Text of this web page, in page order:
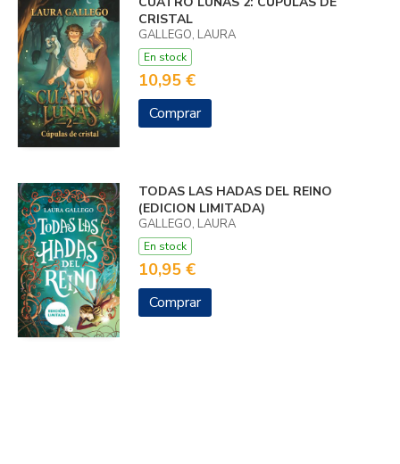
CRISTAL
GALLEGO, LAURA
En stock
10,95 €
Comprar
TODAS LAS HADAS DEL REINO
(EDICION LIMITADA)
GALLEGO, LAURA
En stock
10,95 €
Comprar